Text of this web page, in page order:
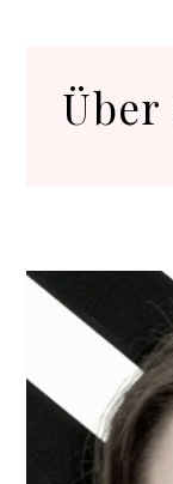
Über